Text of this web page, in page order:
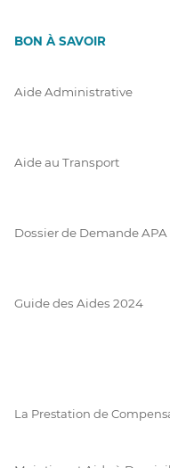
BON À SAVOIR
Aide Administrative
Aide au Transport
Dossier de Demande APA
Guide des Aides 2024
La Prestation de